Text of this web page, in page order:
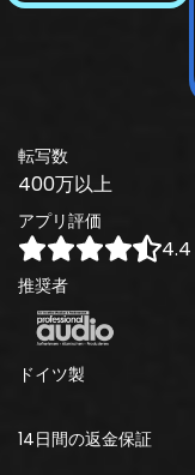
転写数
400万以上
アプリ評価
4.4
推奨者
ドイツ製
14日間の返金保証